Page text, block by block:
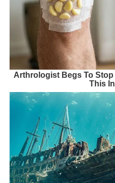
Arthrologist Begs To
This